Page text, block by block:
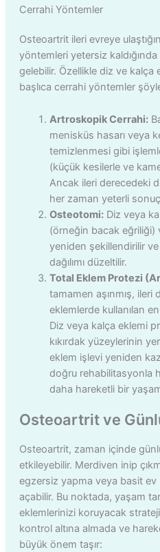
Cerrahi Yöntemler
Osteoartrit ileri evreye
yöntemleri yetersiz
gelebilir. Özellikle diz ve kalça
başlıca cerrahi yöntemler
Artroskopik Cerrahi:
menisküs hasarı veya
temizlenmesi gibi
(küçük kesilerle ve
Ancak ileri derecedeki
her zaman yeterli
Osteotomi:Diz veya
(örneğin bacak eğriliği)
yeniden şekillendirilir
dağılımı düzeltilir.
Total Eklem Protezi
tamamen aşınmış, ileri
eklemlerde kullanılan
Diz veya kalça eklemi
kıkırdak yüzeylerinin
eklem işlevi yeniden
doğru rehabilitasyonla
daha hareketli bir
Osteoartrit ve
Osteoartrit, zaman içinde
etkileyebilir. Merdiven inip
egzersiz yapma veya basit
açabilir. Bu noktada, yaşam
eklemlerinizi koruyacak
kontrol altına almada ve
büyük önem taşır: